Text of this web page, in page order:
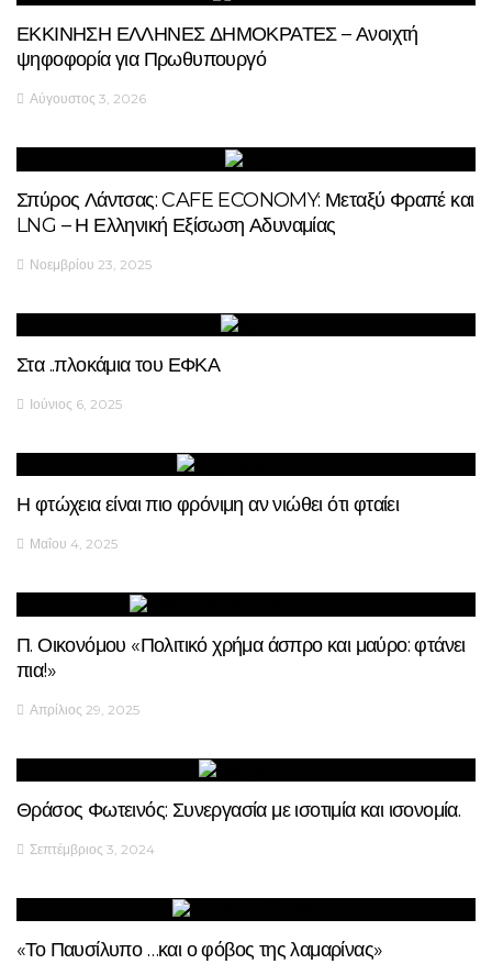
ΕΚΚΙΝΗΣΗ ΕΛΛΗΝΕΣ ΔΗΜΟΚΡΑΤΕΣ – Ανοιχτή
ψηφοφορία για Πρωθυπουργό
Αύγουστος 3, 2026
Σπύρος Λάντσας: CAFE ECONOMY: Μεταξύ Φραπέ και
LNG – Η Ελληνική Εξίσωση Αδυναμίας
Νοεμβρίου 23, 2025
Στα ..πλοκάμια του ΕΦΚΑ
Ιούνιος 6, 2025
Η φτώχεια είναι πιο φρόνιμη αν νιώθει ότι φταίει
Μαΐου 4, 2025
Π. Οικονόμου «Πολιτικό χρήμα άσπρο και μαύρο: φτάνει
πια!»
Απρίλιος 29, 2025
Θράσος Φωτεινός: Συνεργασία με ισοτιμία και ισονομία.
Σεπτέμβριος 3, 2024
«Το Παυσίλυπο …και ο φόβος της λαμαρίνας»